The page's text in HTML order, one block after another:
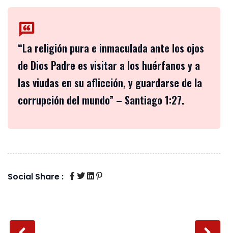
“La religión pura e inmaculada ante los ojos
de Dios Padre es visitar a los huérfanos y a
las viudas en su aflicción, y guardarse de la
corrupción del mundo” – Santiago 1:27.
Social Share :